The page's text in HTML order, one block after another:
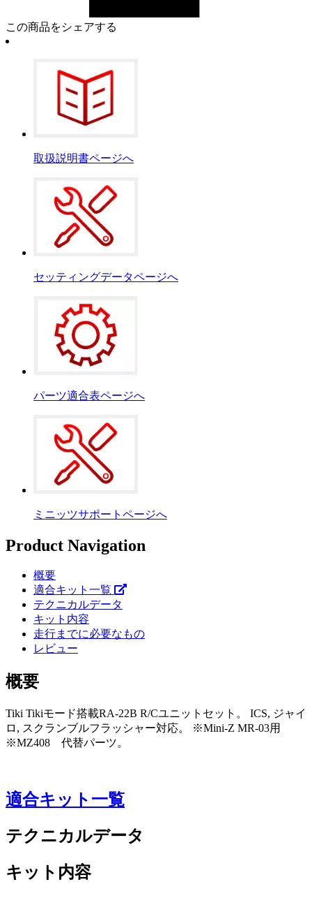
この商品をシェアする
取扱説明書ページへ
セッティングデータページへ
パーツ適合表ページへ
ミニッツサポートページへ
Product Navigation
概要
適合キット一覧
テクニカルデータ
キット内容
走行までに必要なもの
レビュー
概要
Tiki Tikiモード搭載RA-22B R/Cユニットセット。 ICS, ジャイ
ロ, スクランブルフラッシャー対応。 ※Mini-Z MR-03用
※MZ408 代替パーツ。
適合キット一覧
テクニカルデータ
キット内容